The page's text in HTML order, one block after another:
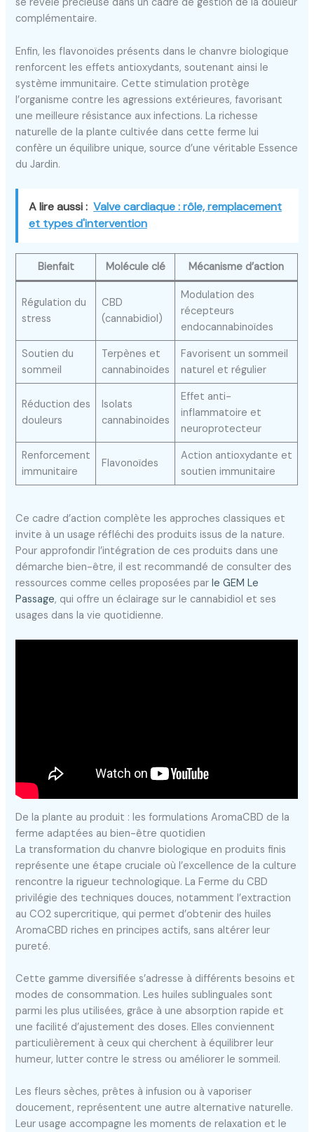
complémentaire.
Enfin, les flavonoïdes présents dans le chanvre biologique
renforcent les effets antioxydants, soutenant ainsi le
système immunitaire. Cette stimulation protège
l’organisme contre les agressions extérieures, favorisant
une meilleure résistance aux infections. La richesse
naturelle de la plante cultivée dans cette ferme lui
confère un équilibre unique, source d’une véritable Essence
du Jardin.
A lire aussi : Valve cardiaque : rôle, remplacement
et types d'intervention
Bienfait Molécule clé Mécanisme d’action
Régulation du
stress
CBD
(cannabidiol)
Modulation des
récepteurs
endocannabinoïdes
Soutien du
sommeil
Terpènes et
cannabinoïdes
Favorisent un sommeil
naturel et régulier
Réduction des
douleurs
Isolats
cannabinoïdes
Effet anti-
inflammatoire et
neuroprotecteur
Renforcement
immunitaire
Flavonoïdes
Action antioxydante et
soutien immunitaire
Ce cadre d’action complète les approches classiques et
invite à un usage réfléchi des produits issus de la nature.
Pour approfondir l’intégration de ces produits dans une
démarche bien-être, il est recommandé de consulter des
ressources comme celles proposées parle GEM Le
Passage, qui offre un éclairage sur le cannabidiol et ses
usages dans la vie quotidienne.
De la plante au produit : les formulations AromaCBD de la
ferme adaptées au bien-être quotidien
La transformation du chanvre biologique en produits finis
représente une étape cruciale où l’excellence de la culture
rencontre la rigueur technologique. La Ferme du CBD
privilégie des techniques douces, notamment l’extraction
au CO2 supercritique, qui permet d’obtenir des huiles
AromaCBD riches en principes actifs, sans altérer leur
pureté.
Cette gamme diversifiée s’adresse à différents besoins et
modes de consommation. Les huiles sublinguales sont
parmi les plus utilisées, grâce à une absorption rapide et
une facilité d’ajustement des doses. Elles conviennent
particulièrement à ceux qui cherchent à équilibrer leur
humeur, lutter contre le stress ou améliorer le sommeil.
Les fleurs sèches, prêtes à infusion ou à vaporiser
doucement, représentent une autre alternative naturelle.
Leur usage accompagne les moments de relaxation et le